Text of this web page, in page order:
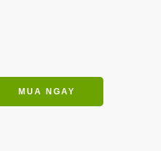
MUA NGAY